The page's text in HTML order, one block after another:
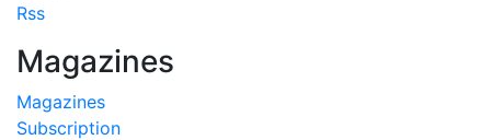
Rss
Magazines
Magazines
Subscription